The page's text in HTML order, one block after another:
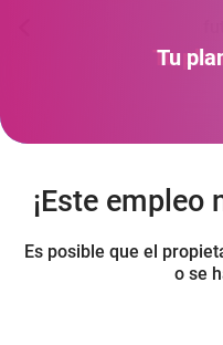
Tu plan
Tu
¡Este empleo
Es posible que el
o se